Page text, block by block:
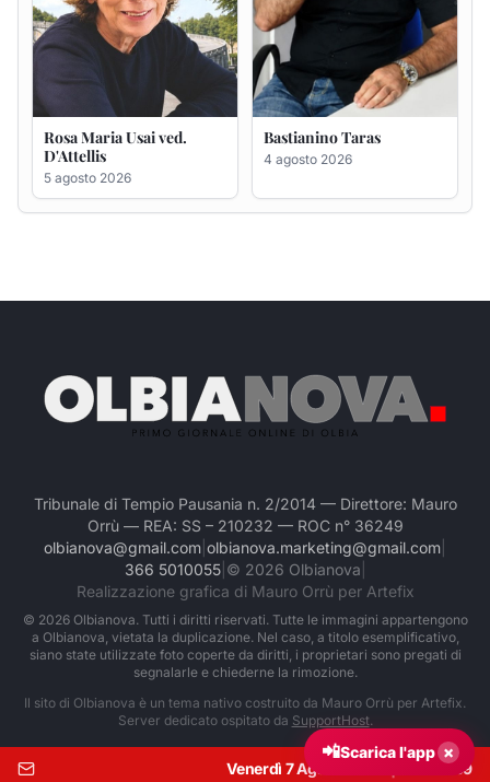
Tribunale di Tempio Pausania n. 2/2014 — Direttore: Mauro
Orrù — REA: SS – 210232 — ROC n° 36249
olbianova@gmail.com olbianova.marketing@gmail.com
366 5010055| © 2026 Olbianova
Realizzazione grafica di Mauro Orrù per Artefix
© 2026Olbianova. Tutti i diritti riservati. Tutte le immagini appartengono
a Olbianova, vietata la duplicazione. Nel caso, a titolo esemplificativo,
siano state utilizzate foto coperte da diritti, i proprietari sono pregati di
segnalarle e chiederne la rimozione.
Il sito di Olbianova è un tema nativo costruito da Mauro Orrù per Artefix.
Server dedicato ospitato da SupportHost.
Venerdì 7 Agosto 2026 06:09
📲Scarica l'app ×